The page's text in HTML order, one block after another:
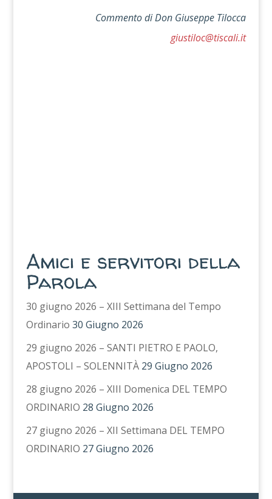
Commento diDon Giuseppe Tilocca
giustiloc@tiscali.it
Amici e servitori della
Parola
30 giugno 2026 – XIII Settimana del Tempo
Ordinario 30 Giugno 2026
29 giugno 2026 – SANTI PIETRO E PAOLO,
APOSTOLI – SOLENNITÀ 29 Giugno 2026
28 giugno 2026 – XIII Domenica DEL TEMPO
ORDINARIO 28 Giugno 2026
27 giugno 2026 – XII Settimana DEL TEMPO
ORDINARIO 27 Giugno 2026